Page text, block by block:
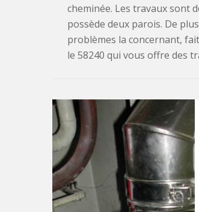
cheminée. Les travaux sont
possède deux parois. De
problèmes la concernant,
le 58240 qui vous offre des